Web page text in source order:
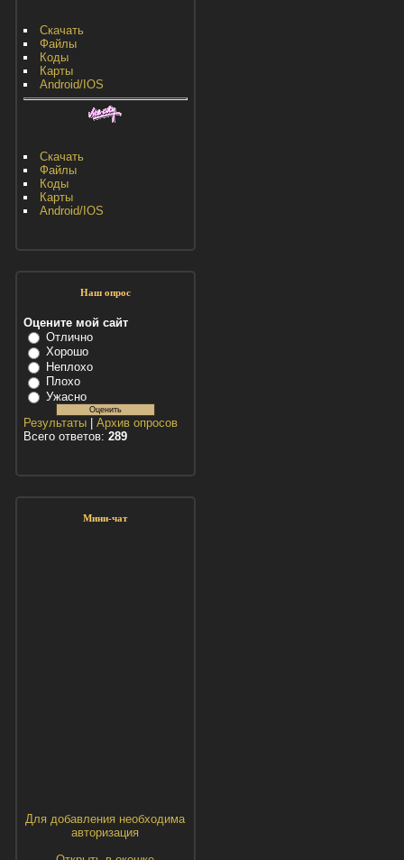
Скачать
Файлы
Коды
Карты
Android/IOS
Скачать
Файлы
Коды
Карты
Android/IOS
Наш опрос
Оцените мой сайт
Отлично
Хорошо
Неплохо
Плохо
Ужасно
Результаты| Архив опросов
Всего ответов: 289
Мини-чат
Для добавления необходима
авторизация